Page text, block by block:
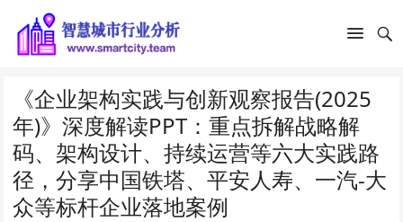
《企业架构实践与创新观察报告(2025
年)》深度解读PPT：重点拆解战略解
码、架构设计、持续运营等六大实践路
径，分享中国铁塔、平安人寿、一汽-大
众等标杆企业落地案例